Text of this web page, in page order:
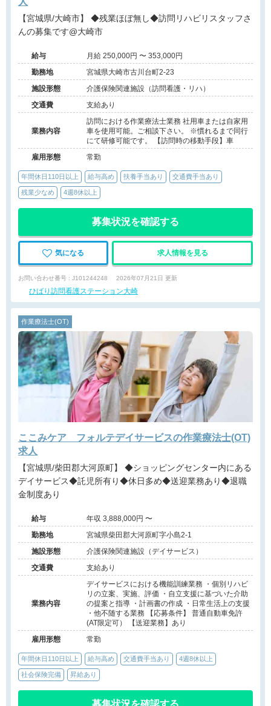
【宮城県/大崎市】 ◆残業ほぼ無し◆訪問リハビリスタッフさ
んの募集です@大崎市
給与
月給 250,000円 〜 353,000円
勤務地
宮城県大崎市古川台町2-23
施設形態
介護保険関連施設（訪問看護・リハ）
交通費
支給あり
業務内容
訪問における作業療法士業務 社用車または自家用
車を使用可能。ご相談下さい。 ※慣れるまで同行
にて研修可能です。 【訪問時の移動手段】車
雇用形態
常勤
年間休日110日以上 給与高め 扶養手当あり 交通費手当あり
残業少なめ 4週8休以上
募集状況を確認する
気になる 求人情報を見る
お問い合わせ番号 : J101244248 2026年07月21日 更新
ひばり訪問看護ステーション大崎
作業療法士(OT)
ここみケア フォルテデイサービスの作業療法士(OT)
求人
【宮城県/柴田郡大河原町】 ◆ショッピングセンター内にある
デイサービス◆託児所有り◆休日多め◆送迎業務あり◆退職
金制度あり
給与
年収 3,888,000円 〜
勤務地
宮城県柴田郡大河原町字小島2-1
施設形態
介護保険関連施設（デイサービス）
交通費
支給あり
業務内容
デイサービスにおける機能訓練業務 ・個別リハビ
リの立案、実施、評価 ・自立支援に基づいた介助
の提案と指導 ・計画書の作成 ・日常生活上の支援
・他不随する業務 【応募条件】 普通自動車免許
(AT限定可） 【送迎業務】あり
雇用形態
常勤
年間休日110日以上 給与高め 交通費手当あり 4週8休以上
社会保険完備 昇給あり